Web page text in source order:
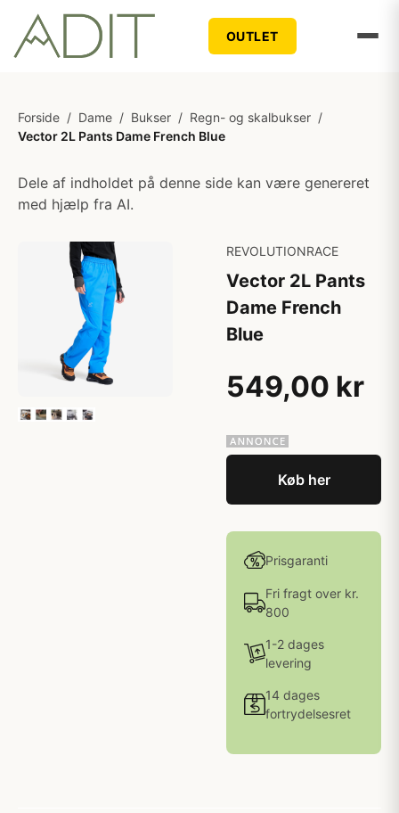
OUTLET
Forside / Dame / Bukser / Regn- og skalbukser /
Vector 2L Pants Dame French Blue
Dele af indholdet på denne side kan være genereret
med hjælp fra AI.
REVOLUTIONRACE
Vector 2L Pants
Dame French
Blue
549,00 kr
Køb her
Prisgaranti
Fri fragt over kr.
800
1-2 dages
levering
14 dages
fortrydelsesret